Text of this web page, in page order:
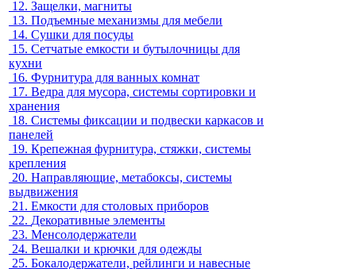
12. Защелки, магниты
13. Подъемные механизмы для мебели
14. Сушки для посуды
15. Сетчатые емкости и бутылочницы для
кухни
16. Фурнитура для ванных комнат
17. Ведра для мусора, системы сортировки и
хранения
18. Системы фиксации и подвески каркасов и
панелей
19. Крепежная фурнитура, стяжки, системы
крепления
20. Направляющие, метабоксы, системы
выдвижения
21. Емкости для столовых приборов
22. Декоративные элементы
23. Менсолодержатели
24. Вешалки и крючки для одежды
25. Бокалодержатели, рейлинги и навесные